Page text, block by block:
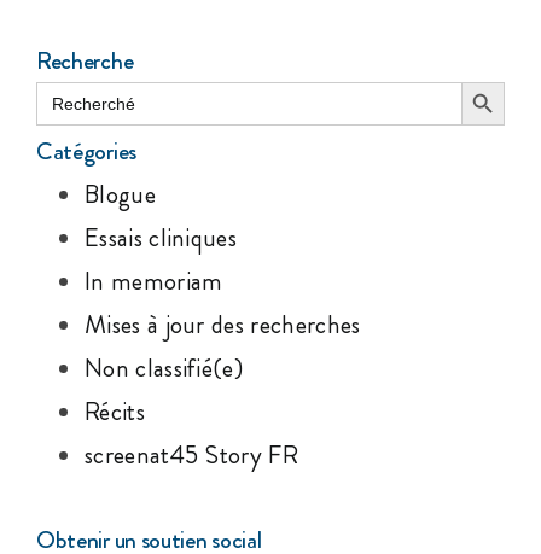
Recherche
Search
for:
Search Button
Catégories
Blogue
Essais cliniques
In memoriam
Mises à jour des recherches
Non classifié(e)
Récits
screenat45 Story FR
Obtenir un soutien social